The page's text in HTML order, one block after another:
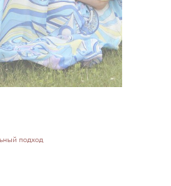
подход